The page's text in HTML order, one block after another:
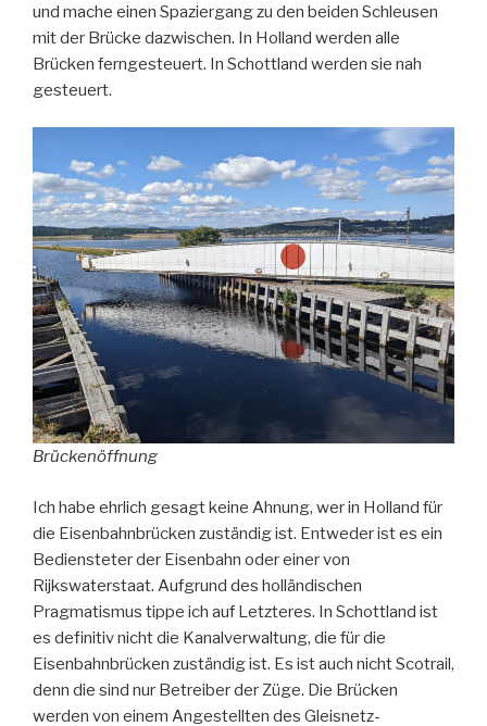
und mache einen Spaziergang zu den beiden Schleusen
mit der Brücke dazwischen. In Holland werden alle
Brücken ferngesteuert. In Schottland werden sie nah
gesteuert.
Brückenöffnung
Ich habe ehrlich gesagt keine Ahnung, wer in Holland für
die Eisenbahnbrücken zuständig ist. Entweder ist es ein
Bediensteter der Eisenbahn oder einer von
Rijkswaterstaat. Aufgrund des holländischen
Pragmatismus tippe ich auf Letzteres. In Schottland ist
es definitiv nicht die Kanalverwaltung, die für die
Eisenbahnbrücken zuständig ist. Es ist auch nicht Scotrail,
denn die sind nur Betreiber der Züge. Die Brücken
werden von einem Angestellten des Gleisnetz-